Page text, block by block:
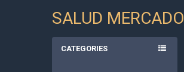
SALUD MERCADO
CATEGORIES